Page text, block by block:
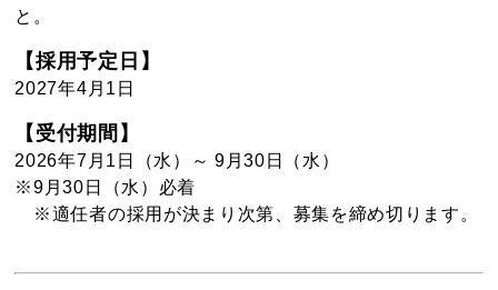
と。
【採用予定日】
2027年4月1日
【受付期間】
2026年7月1日（水）～ 9月30日（水）
※9月30日（水）必着
※適任者の採用が決まり次第、募集を締め切ります。